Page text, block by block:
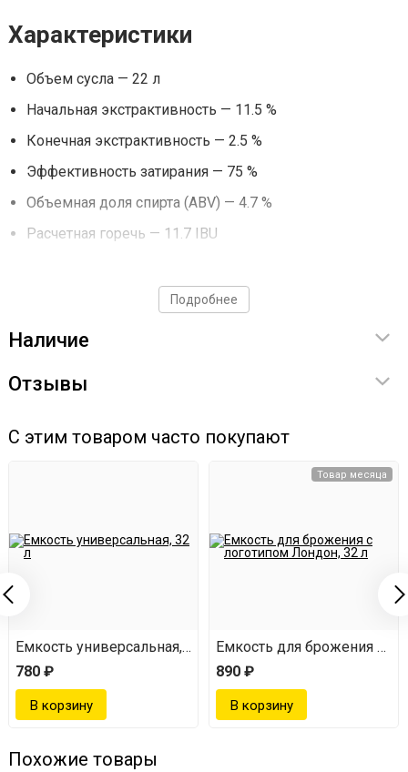
Характеристики
Объем сусла — 22 л
Начальная экстрактивность — 11.5 %
Конечная экстрактивность — 2.5 %
Эффективность затирания — 75 %
Объемная доля спирта (ABV) — 4.7 %
Расчетная горечь — 11.7 IBU
Объем готового пива — 20 л
Подробнее
Наличие
Отзывы
С этим товаром часто покупают
Емкость универсальная, 32 л
780 ₽
Товар месяца
Емкость для брожения с
890 ₽
Похожие товары